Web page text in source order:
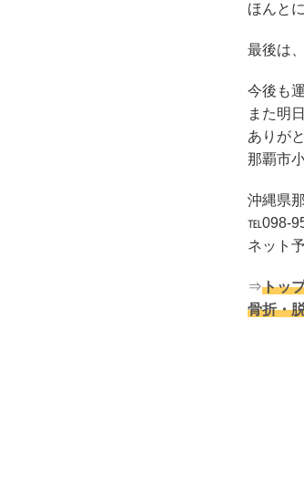
ほんと
最後は
今後も
また明
ありが
那覇市
沖縄県
℡098-
ネット
⇒トッ
骨折・